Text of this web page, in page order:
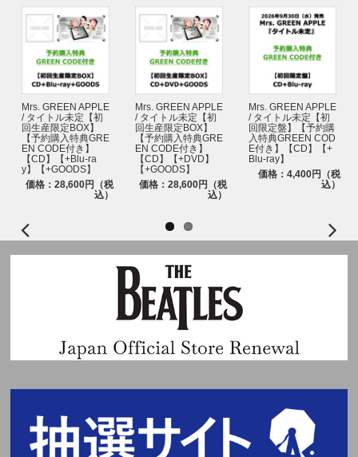
■オンラインイベント応募対象商品
‘PUREFLOW’ pt.1【4形態セット】【オンラインイベント応募商品】
‘PUREFLOW’ pt.1【単品ランダム】【オンラインイベント応募商品】
‘PUREFLOW’ pt.1(COMPACT ver.)【6形態セット】【オンラインイベ
ント応募商品】
‘PUREFLOW’ pt.1(COMPACT ver.)【単品ランダム】【オンラインイベ
ント応募商品】
※必ず「オンラインイベント応募商品」と記載のある商品を選んでご購入く
ださい。通常商品をご購入いただいても応募抽選の対象にはなりません。
■応募方法/注意事項
り、お客様からの応募作業は必要ございません。当イベントへのご応募を希
・注文者情報とお届け先情報の両方を使用する場合がございますので、必ず
どちらも応募者の情報でご登録およびご注文をお願いいたします。
・本イベントは、ユニバーサルミュージック合同会社(UNIVERSAL MUSIC
Entertainment株式会社の間で、受付時に取得した情報(個人情報を含む)を相
互に使用させていただきます。あらかじめご了承ください。
※上記、応募期間中に各対象サイトにて【オンラインイベント応募商品】を
※CD1枚の購入で1口の応募となり、購入枚数、応募回数の制限はございま
せん。おひとり様何回でもご購入、ご応募いただけます。
※セット商品をご購入の場合は枚数分に応じた応募口数になります。(4形態
Mrs. GREEN APPLE
/ タイトル未定【初
回生産限定BOX】
【予約購入特典GRE
EN CODE付き】
【CD】【+Blu-ra
y】【+GOODS】
価格：28,600円（税
込）
Mrs. GREEN APPLE
/ タイトル未定【初
回生産限定BOX】
【予約購入特典GRE
EN CODE付き】
【CD】【+DVD】
【+GOODS】
価格：28,600円（税
込）
Mrs. GREEN APPLE
/ タイトル未定【初
回限定盤】【予約購
入特典GREEN COD
E付き】【CD】【+
Blu-ray】
価格：4,400円（税
込）